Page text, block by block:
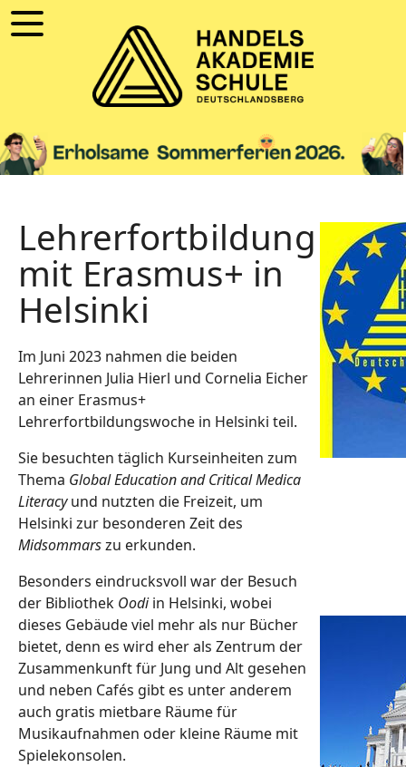
Lehrerfortbildung
mit Erasmus+ in
Helsinki
Im Juni 2023 nahmen die beiden
Lehrerinnen Julia Hierl und Cornelia Eicher
an einer Erasmus+
Lehrerfortbildungswoche in Helsinki teil.
Sie besuchten täglich Kurseinheiten zum
Thema Global Education and Critical Medica
Literacyund nutzten die Freizeit, um
Helsinki zur besonderen Zeit des
Midsommarszu erkunden.
Besonders eindrucksvoll war der Besuch
der Bibliothek Oodiin Helsinki, wobei
dieses Gebäude viel mehr als nur Bücher
bietet, denn es wird eher als Zentrum der
Zusammenkunft für Jung und Alt gesehen
und neben Cafés gibt es unter anderem
auch gratis mietbare Räume für
Musikaufnahmen oder kleine Räume mit
Spielekonsolen.